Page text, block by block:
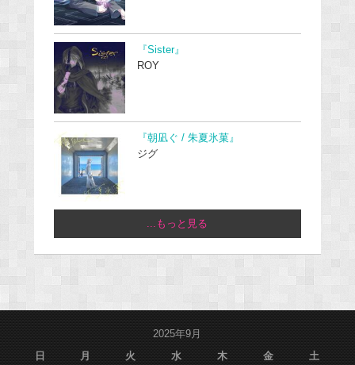
『Sister』
ROY
『朝凪ぐ / 朱夏氷菓』
ジグ
...もっと見る
2025年9月
日
月 火 水 木 金 土